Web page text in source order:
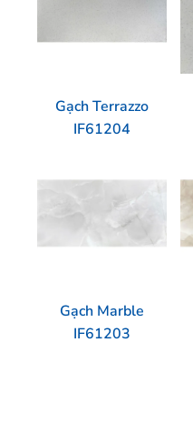
Gạch Terrazzo
IF61204
Gạch Marble
IF61203